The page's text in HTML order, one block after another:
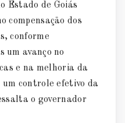
Estado de Goiás
compensação dos
conforme
um avanço no
e na melhoria da
um controle efetivo da
o governador